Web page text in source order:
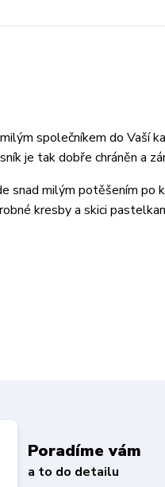
společníkem do Vaší
je tak dobře chráněn a
snad milým potěšením
kresby a skici
Poradíme vám
a to do detailu